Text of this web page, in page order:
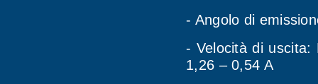
- Angolo di
- Velocità di uscita:
1,26 – 0,54 A